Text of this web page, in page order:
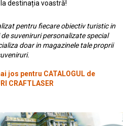
destinația voastră!
pentru fiecare obiectiv turistic in
suveniruri personalizate special
doar in magazinele tale proprii
jos pentru CATALOGUL de
CRAFTLASER